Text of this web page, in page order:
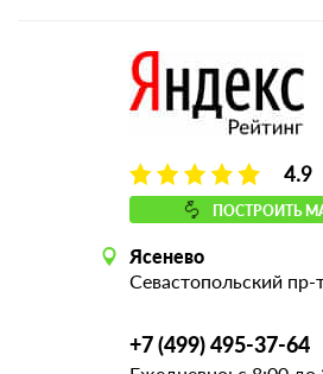
4.9
ПОСТРОИТЬ
Ясенево
Севастопольский пр-
+7 (499) 495-37-64